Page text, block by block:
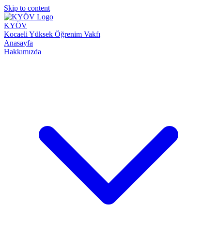
Skip to content
KYÖV
Kocaeli Yüksek Öğrenim Vakfı
Anasayfa
Hakkımızda